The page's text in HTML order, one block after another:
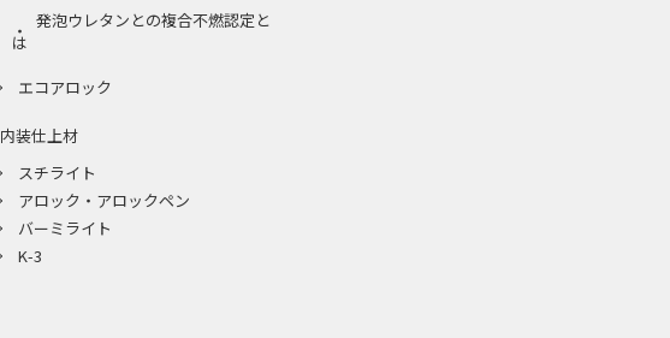
発泡ウレタンとの複合不燃認定と
は
エコアロック
内装仕上材
スチライト
アロック・アロックペン
バーミライト
K-3